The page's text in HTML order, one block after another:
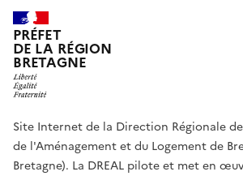
PRÉFET
DE LA RÉGION
BRETAGNE
Site Internet de la Direction Régionale
de l'Aménagement et du Logement de
Bretagne). La DREAL pilote et met en